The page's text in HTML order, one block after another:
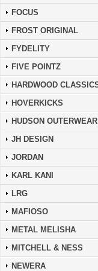
FOCUS
FROST ORIGINAL
FYDELITY
FIVE POINTZ
HARDWOOD
HOVERKICKS
HUDSON OUTERWEAR
JH DESIGN
JORDAN
KARL KANI
LRG
MAFIOSO
METAL MELISHA
MITCHELL & NESS
NEWERA